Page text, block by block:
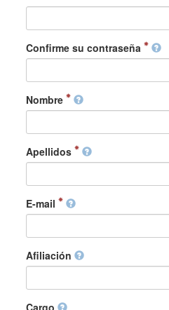
Confirme su contraseña
Nombre
Apellidos
E-mail
Afiliación
Cargo